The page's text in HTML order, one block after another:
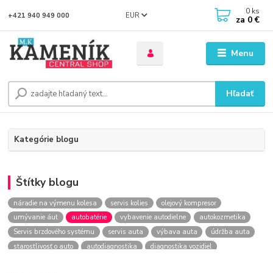
Menu
EUR
Hľadať
+421 940 949 000 0 ks
za 0 €
Kategórie blogu
Štítky blogu
náradie na výmenu kolesa servis kolies
olejový kompresor
umývanie áut
autobatérie vybavenie autodielne
autokozmetika
Servis brzdového systému
servis auta výbava auta
údržba auta
starostlivosť o auto
autodiagnostika
diagnostika vozidiel